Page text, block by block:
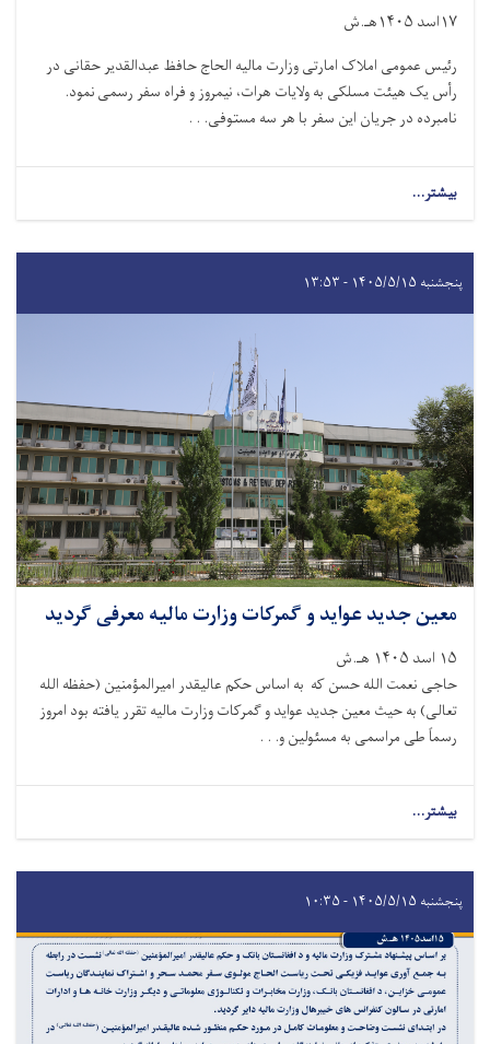
۱۷اسد ۱۴۰۵هـ.ش
رئیس عمومی املاک امارتی وزارت مالیه الحاج حافظ عبدالقدیر حقانی در
رأس یک هیئت مسلکی به ولایات هرات، نیمروز و فراه سفر رسمی نمود.
نامبرده در جریان این سفر با هر سه مستوفی. . .
بیشتر...
پنجشنبه ۱۴۰۵/۵/۱۵ - ۱۳:۵۳
معین جدید عواید و گمرکات وزارت مالیه معرفی گردید
۱۵ اسد ۱۴۰۵ هـ.ش
حاجی نعمت الله حسن که به اساس حکم عالیقدر امیرالمؤمنین (حفظه الله
تعالی) به حیث معین جدید عواید و گمرکات وزارت مالیه تقرر یافته بود امروز
رسماً طی مراسمی به مسئولین و. . .
بیشتر...
پنجشنبه ۱۴۰۵/۵/۱۵ - ۱۰:۳۵